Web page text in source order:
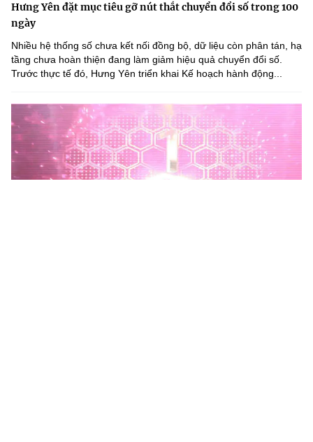
Hưng Yên đặt mục tiêu gỡ nút thắt chuyển đổi số trong 100
ngày
Nhiều hệ thống số chưa kết nối đồng bộ, dữ liệu còn phân tán, hạ
tầng chưa hoàn thiện đang làm giảm hiệu quả chuyển đổi số.
Trước thực tế đó, Hưng Yên triển khai Kế hoạch hành động...